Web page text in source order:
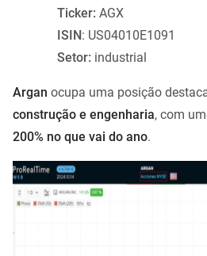
Ticker: AGX
ISIN: US04010E1091
Setor: industrial
Argan ocupa uma posição
construção e engenharia, com um
200% no que vai do ano.